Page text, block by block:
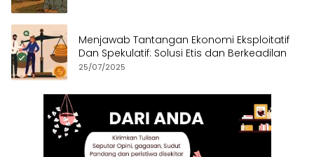
Menjawab Tantangan Ekonomi Eksploitatif
Dan Spekulatif: Solusi Etis dan Berkeadilan
25/07/2025